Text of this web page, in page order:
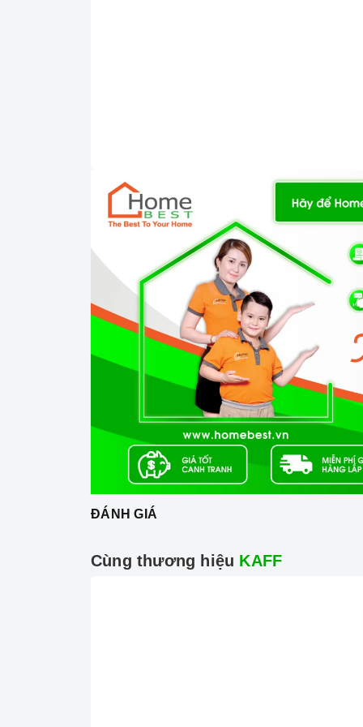
3. Tại sao nên chọn mua sản phẩm tại
Cam kết hàng chính hãng:
Chúng tôi
gốc, xuất xứ và chứng từ rõ ràng.
Chế độ hỗ trợ bảo hành linh hoạt:
hậu mãi chuyên nghiệp, đảm bảo rằng
khó khăn nào trong quá trình sử dụng sản
Vận chuyển lắp đặt nhanh chóng:
nghiệp, tận tâm sẽ đồng hành cùng quý
Đến với Home Best, chúng tôi tự hào
nổi tiếng, cam kết về chất
mang đến cho quý khách hàng dịch vụ
Home Best Care -
ĐÁNH GIÁ
Cùng thương hiệu KAFF